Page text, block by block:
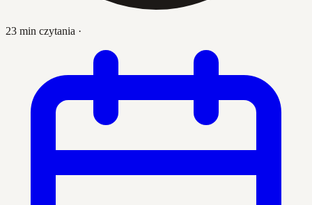
23 min czytania ·